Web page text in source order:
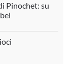
Pinochet: su